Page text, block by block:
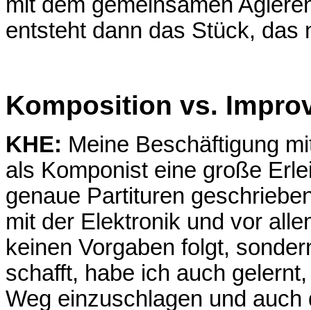
mit dem gemeinsamen
entsteht dann das Stück, das
Komposition vs.
KHE: Meine Beschäftigung
als Komponist eine große
genaue Partituren
mit der Elektronik und vor
keinen Vorgaben folgt,
schafft, habe ich auch
Weg einzuschlagen und